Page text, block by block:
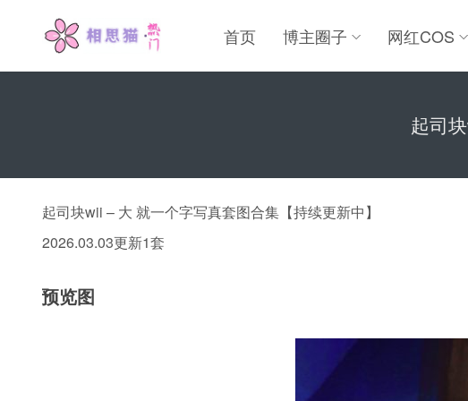
首页 博主圈子 网红COS
起司
起司块wii – 大 就一个字写真套图合集【持续更新中】
2026.03.03更新1套
预览图